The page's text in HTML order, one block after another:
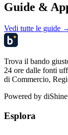
Guide &
Vedi tutte le guide
Trova il bando
24 ore dalle fonti
di Commercio,
Powered by diShine
Esplora